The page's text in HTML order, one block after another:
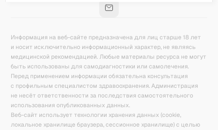
Информация на веб-сайте предназначена для лиц старше 18 лет
и носит исключительно информационный характер, не являясь
медицинской рекомендацией. Любые материалы ресурса не могут
быть использованы для самодиагностики или самолечения.
Перед применением информации обязательна консультация
с профильным специалистом здравоохранения. Администрация
не несёт ответственности за последствия самостоятельного
использования опубликованных данных.
Веб-сайт использует технологии хранения данных (cookie,
локальное хранилище браузера, сессионное хранилище) с целью